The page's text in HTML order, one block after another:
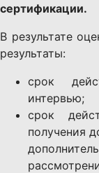
сертификации.
В результате
результаты:
срок
интервью;
срок
получения